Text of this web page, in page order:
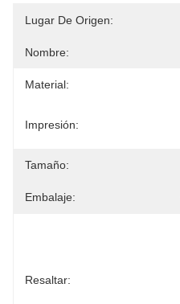
Lugar De Origen:
Nombre:
Material:
Impresión:
Tamaño:
Embalaje:
Resaltar: